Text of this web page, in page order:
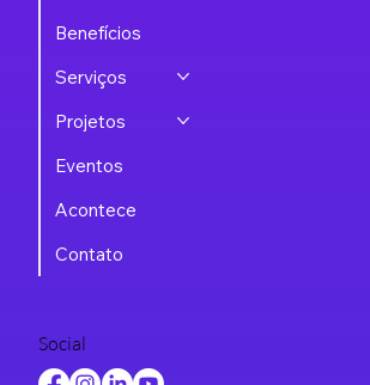
Benefícios
Serviços
Projetos
Eventos
Acontece
Contato
Social